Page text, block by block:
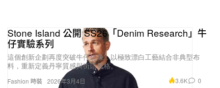
正於 Dover Street Market 一項大型展覽中展出，同
場亦聚焦展示這位音樂人規模龐大的 Stone Island 私
人收藏。
Fashion 時裝
Stone Island 公開 SS26「Denim Research」牛
仔實驗系列
這個創新企劃再度突破牛仔想像，以極致漂白工藝結合非典型布
料，重新定義丹寧質感與街頭風格。
2026年3月4日 3.6K 0